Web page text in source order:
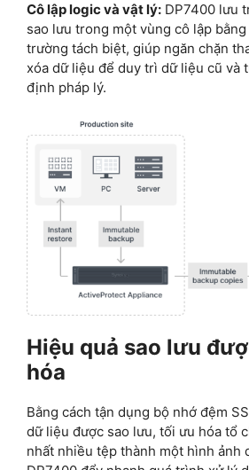
Cô lập logic và vật lý: DP7400 lưu
sao lưu trong một vùng cô lập
trường tách biệt, giúp ngăn chặn
xóa dữ liệu để duy trì dữ liệu cũ và
định pháp lý.
Hiệu quả sao lưu
hóa
Bằng cách tận dụng bộ nhớ đệm
dữ liệu được sao lưu, tối ưu hóa tổ
nhất nhiều tệp thành một hình ảnh